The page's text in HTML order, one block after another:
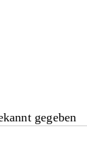
gegeben